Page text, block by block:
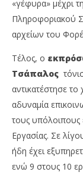
«γέφυρα» μέχρι
Πληροφοριακού
αρχείων του
Τέλος, ο
Τσάπαλος
αντικατέστησε
αδυναμία
τους
Εργασίας. Σε
ήδη έχει
ενώ 9 στους 10